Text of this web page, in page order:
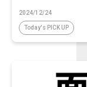
2024/12/24
Today's PICK UP